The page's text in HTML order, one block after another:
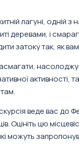
лагуні, одній
деревами, і
затоку так, як
активності,
веде вас до
Оцініть цю
можуть